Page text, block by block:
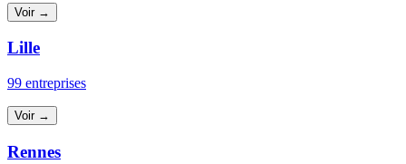
Voir →
Lille
99 entreprises
Voir →
Rennes